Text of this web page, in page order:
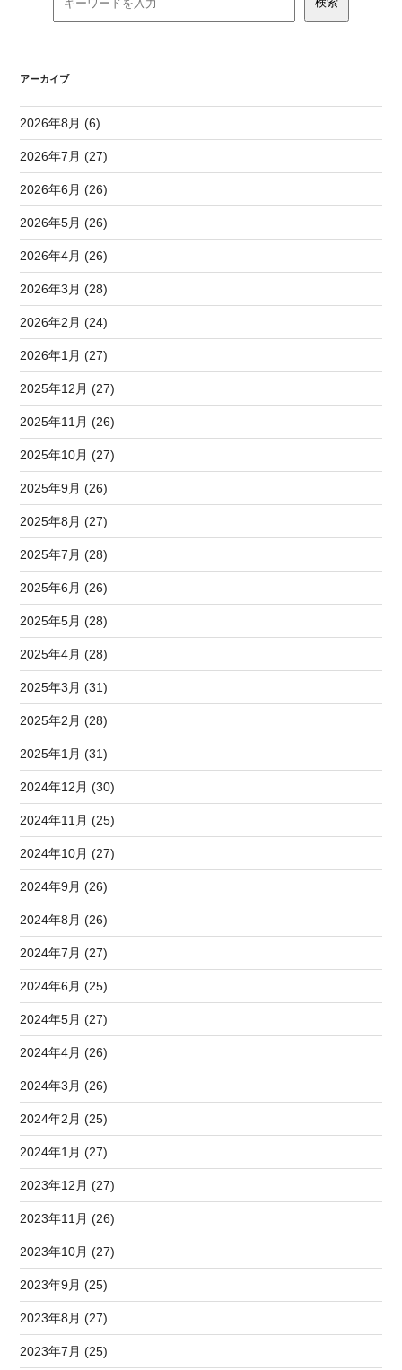
アーカイブ
2026年8月 (6)
2026年7月 (27)
2026年6月 (26)
2026年5月 (26)
2026年4月 (26)
2026年3月 (28)
2026年2月 (24)
2026年1月 (27)
2025年12月 (27)
2025年11月 (26)
2025年10月 (27)
2025年9月 (26)
2025年8月 (27)
2025年7月 (28)
2025年6月 (26)
2025年5月 (28)
2025年4月 (28)
2025年3月 (31)
2025年2月 (28)
2025年1月 (31)
2024年12月 (30)
2024年11月 (25)
2024年10月 (27)
2024年9月 (26)
2024年8月 (26)
2024年7月 (27)
2024年6月 (25)
2024年5月 (27)
2024年4月 (26)
2024年3月 (26)
2024年2月 (25)
2024年1月 (27)
2023年12月 (27)
2023年11月 (26)
2023年10月 (27)
2023年9月 (25)
2023年8月 (27)
2023年7月 (25)